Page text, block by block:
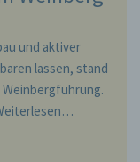
und aktiver
lassen, stand